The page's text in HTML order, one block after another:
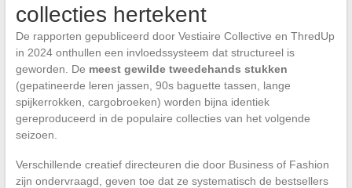
collecties hertekent
De rapporten gepubliceerd door Vestiaire Collective en ThredUp
in 2024 onthullen een invloedssysteem dat structureel is
geworden. De meest gewilde tweedehands stukken
(gepatineerde leren jassen, 90s baguette tassen, lange
spijkerrokken, cargobroeken) worden bijna identiek
gereproduceerd in de populaire collecties van het volgende
seizoen.
Verschillende creatief directeuren die door Business of Fashion
zijn ondervraagd, geven toe dat ze systematisch de bestsellers